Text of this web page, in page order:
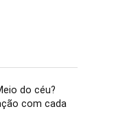
do céu?
com cada